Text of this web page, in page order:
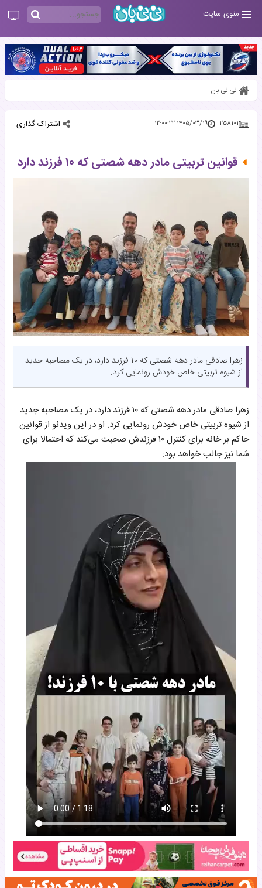
منوی سایت
نی نی بان
۲۵۸۱۰۱ ۱۴۰۵/۰۳/۱۹ ۱۲:۰۰:۲۲ اشتراک گذاری
قوانین تربیتی مادر دهه شصتی که ۱۰ فرزند دارد
زهرا صادقی مادر دهه شصتی که ۱۰ فرزند دارد، در یک مصاحبه جدید
از شیوه تربیتی خاص خودش رونمایی کرد.
زهرا صادقی مادر دهه شصتی که ۱۰ فرزند دارد، در یک مصاحبه جدید
از شیوه تربیتی خاص خودش رونمایی کرد. او در این ویدئو از قوانین
حاکم بر خانه برای کنترل ۱۰ فرزندش صحبت می‌کند که احتمالا برای
شما نیز جالب خواهد بود: